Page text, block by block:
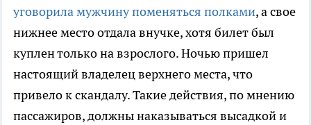
уговорила мужчину поменяться полками, а свое
нижнее место отдала внучке, хотя билет был
куплен только на взрослого. Ночью пришел
настоящий владелец верхнего места, что
привело к скандалу. Такие действия, по мнению
пассажиров, должны наказываться высадкой и